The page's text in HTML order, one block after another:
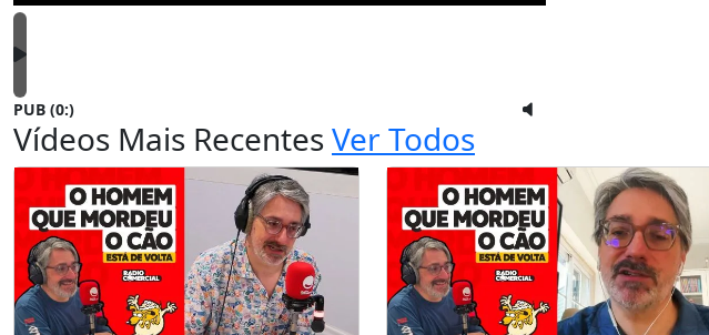
PUB (0:)
Vídeos Mais RecentesVer Todos